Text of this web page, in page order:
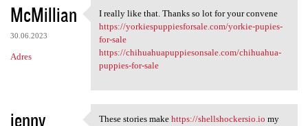
McMillian
30.06.2023
Adres
I really like that. Thanks so
I really like that. Thanks so lot for your convene
https://yorkiespuppiesforsale.com/yorkie-pupies-
for-sale
https://chihuahuapuppiesonsale.com/chihuahua-
puppies-for-sale
jenny These stories make https://shellshockersio.io my